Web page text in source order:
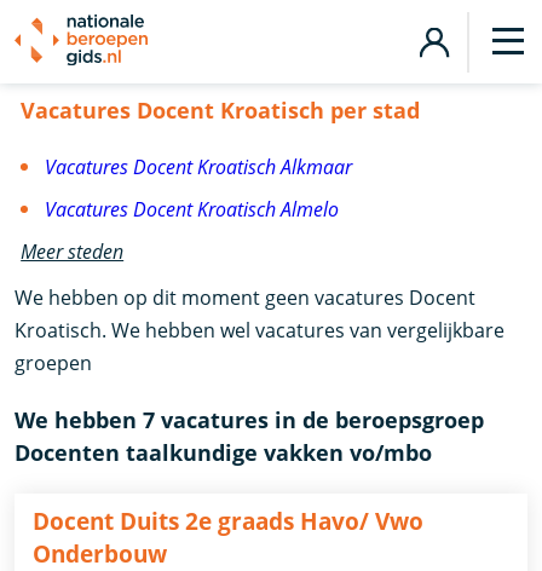
Vacatures Docent Kroatisch
Vacatures Docent Kroatisch per stad
Vacatures Docent Kroatisch Alkmaar
Vacatures Docent Kroatisch Almelo
Meer steden
We hebben op dit moment geen vacatures Docent
Kroatisch. We hebben wel vacatures van vergelijkbare
groepen
We hebben 7 vacatures in de beroepsgroep
Docenten taalkundige vakken vo/mbo
Docent Duits 2e graads Havo/ Vwo
Onderbouw